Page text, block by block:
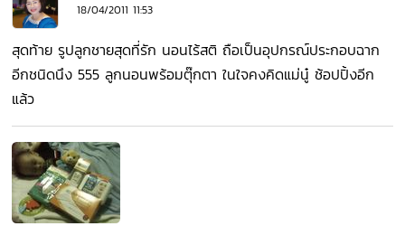
18/04/2011 11:53
สุดท้าย รูปลูกชายสุดที่รัก นอนไร้สติ ถือเป็นอุปกรณ์ประกอบฉาก
อีกชนิดนึง 555 ลูกนอนพร้อมตุ๊กตา ในใจคงคิดแม่นู๋ ช้อปปิ้งอีก
แล้ว